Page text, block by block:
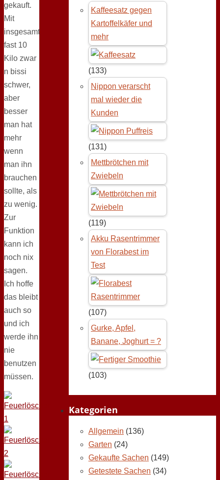
gekauft.
Mit
insgesamt
fast 10
Kilo zwar
n bissi
schwer,
aber
besser
man hat
mehr
wenn
man ihn
brauchen
sollte, als
zu wenig.
Zur
Funktion
kann ich
noch nix
sagen.
Ich hoffe
das bleibt
auch so
und ich
werde ihn
nie
benutzen
müssen.
Kaffeesatz gegen
Kartoffelkäfer und
mehr
(133)
Nippon verarscht
mal wieder die
Kunden
(131)
Mettbrötchen mit
Zwiebeln
(119)
Akku Rasentrimmer
von Florabest im
Test
(107)
Gurke, Apfel,
Banane, Joghurt = ?
(103)
Kategorien
Allgemein (136)
Garten (24)
Gekaufte Sachen (149)
Getestete Sachen (34)